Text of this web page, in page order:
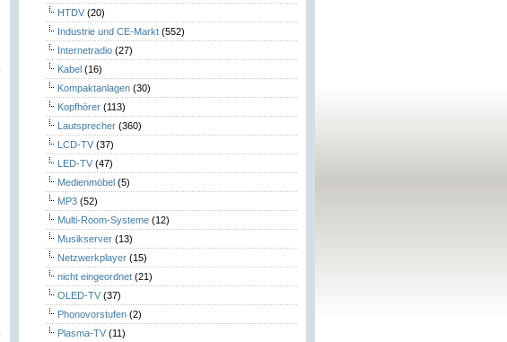
HTDV (20)
Industrie und CE-Markt (552)
Internetradio (27)
Kabel (16)
Kompaktanlagen (30)
Kopfhörer (113)
Lautsprecher (360)
LCD-TV (37)
LED-TV (47)
Medienmöbel (5)
MP3 (52)
Multi-Room-Systeme (12)
Musikserver (13)
Netzwerkplayer (15)
nicht eingeordnet (21)
OLED-TV (37)
Phonovorstufen (2)
Plasma-TV (11)